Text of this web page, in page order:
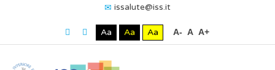
issalute@iss.it
Aa Aa Aa A- A A+